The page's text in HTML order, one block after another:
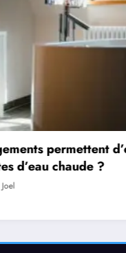
Les facteurs qui
d’un bien